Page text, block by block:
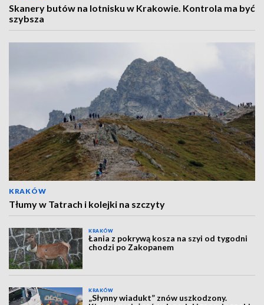
Skanery butów na lotnisku w Krakowie. Kontrola ma być
szybsza
KRAKÓW
Tłumy w Tatrach i kolejki na szczyty
KRAKÓW
Łania z pokrywą kosza na szyi od tygodni
chodzi po Zakopanem
KRAKÓW
„Słynny wiadukt” znów uszkodzony.